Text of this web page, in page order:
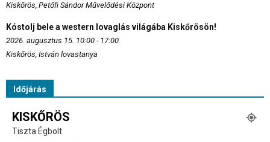
Kiskőrös, Petőfi Sándor Művelődési Központ
Kóstolj bele a western lovaglás világába Kiskőrösön!
2026. augusztus 15. 10:00 - 17:00
Kiskőrös, István lovastanya
Időjárás
KISKŐRÖS
Tiszta Égbolt